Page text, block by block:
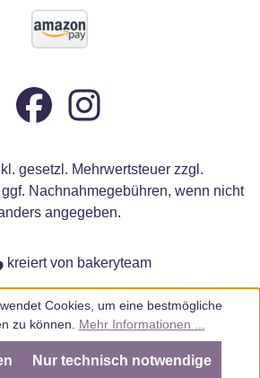
gesetzl. Mehrwertsteuer zzgl.
Nachnahmegebühren, wenn nicht
angegeben.
kreiert von bakeryteam
Cookies, um eine bestmögliche
zu können. Mehr Informationen ...
Nur technisch notwendige